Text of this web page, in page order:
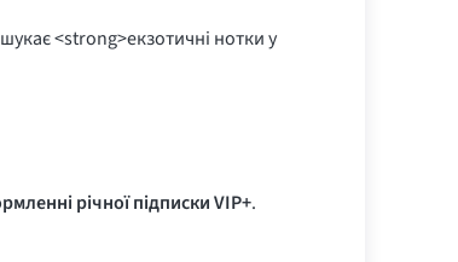
<strong>екзотичні нотки у
річної підписки VIP+.